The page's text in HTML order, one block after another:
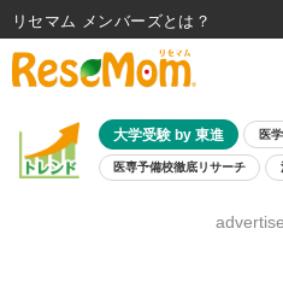
大学受験 by 東進 医
医専予備校徹底リサーチ
8月開催学校説
リセマム メンバーズ